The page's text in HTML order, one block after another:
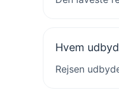
Hvem
Rejsen